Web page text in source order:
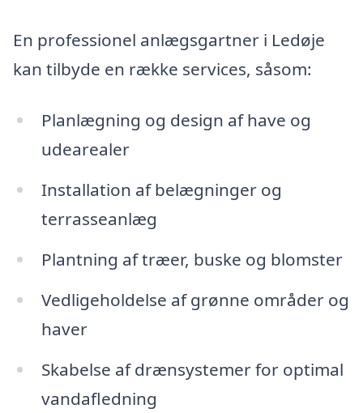
En professionel anlægsgartner i Ledøje
kan tilbyde en række services, såsom:
Planlægning og design af have og
udearealer
Installation af belægninger og
terrasseanlæg
Plantning af træer, buske og blomster
Vedligeholdelse af grønne områder og
haver
Skabelse af drænsystemer for optimal
vandafledning